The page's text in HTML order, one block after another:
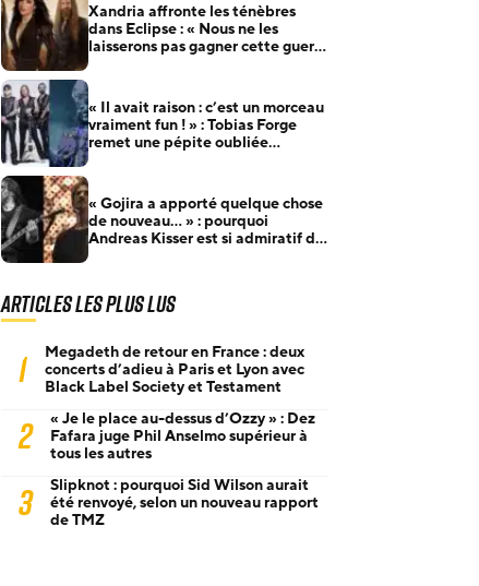
Xandria affronte les ténèbres
dans Eclipse : « Nous ne les
laisserons pas gagner cette guerre
« Il avait raison : c’est un morceau
vraiment fun ! » : Tobias Forge
remet une pépite oubliée
« Gojira a apporté quelque chose
de nouveau… » : pourquoi
Andreas Kisser est si admiratif du
Articles les plus lus
1
Megadeth de retour en France : deux
concerts d’adieu à Paris et Lyon avec
Black Label Society et Testament
2
« Je le place au-dessus d’Ozzy » : Dez
Fafara juge Phil Anselmo supérieur à
tous les autres
3
Slipknot : pourquoi Sid Wilson aurait
été renvoyé, selon un nouveau rapport
de TMZ